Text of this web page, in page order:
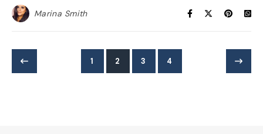
Marina Smith
1 2 3 4